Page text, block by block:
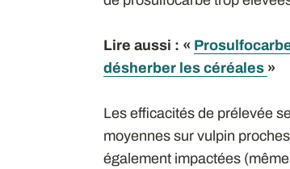
Lire aussi : «
désherber les céréales »
Les efficacités de prélevée
moyennes sur vulpin
également impactées